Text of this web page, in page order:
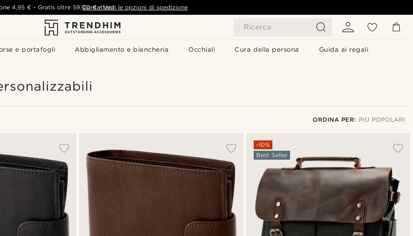
Ricerca
e portafogli Abbigliamento e biancheria Occhiali Cura della persona Guida ai regali
4,95 € - Gratis oltre 59,00 € - Vedi le opzioni di spedizione
Contattaci
ORDINA PER: PIÙ POPOLARI
Più recenti
Più economici
Più costosi
-10%
Best Seller